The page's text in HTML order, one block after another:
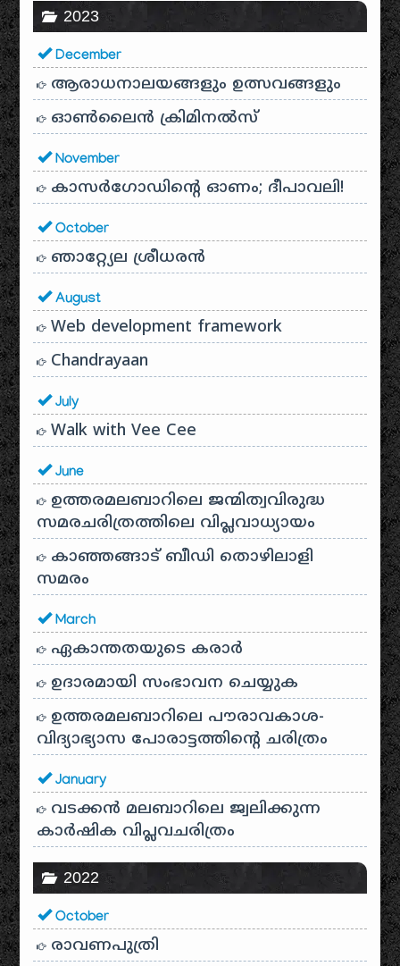
2023
December
ആരാധനാലയങ്ങളും ഉത്സവങ്ങളും
ഓൺലൈൻ ക്രിമിനൽസ്
November
കാസർഗോഡിൻ്റെ ഓണം; ദീപാവലി!
October
ഞാറ്റ്യേല ശ്രീധരൻ
August
Web development framework
Chandrayaan
July
Walk with Vee Cee
June
ഉത്തരമലബാറിലെ ജന്മിത്വവിരുദ്ധ
സമരചരിത്രത്തിലെ വിപ്ലവാധ്യായം
കാഞ്ഞങ്ങാട് ബീഡി തൊഴിലാളി
സമരം
March
ഏകാന്തതയുടെ കരാർ
ഉദാരമായി സംഭാവന ചെയ്യുക
ഉത്തരമലബാറിലെ പൗരാവകാശ-
വിദ്യാഭ്യാസ പോരാട്ടത്തിന്റെ ചരിത്രം
January
വടക്കൻ മലബാറിലെ ജ്വലിക്കുന്ന
കാർഷിക വിപ്ലവചരിത്രം
2022
October
രാവണപുത്രി